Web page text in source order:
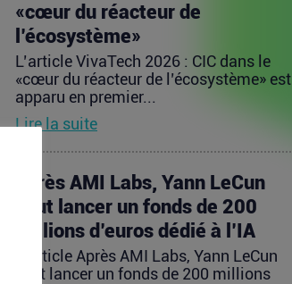
«cœur du réacteur de
l’écosystème»
L’article VivaTech 2026 : CIC dans le
«cœur du réacteur de l’écosystème» est
apparu en premier...
Lire la suite
Après AMI Labs, Yann LeCun
veut lancer un fonds de 200
millions d’euros dédié à l’IA
L’article Après AMI Labs, Yann LeCun
veut lancer un fonds de 200 millions